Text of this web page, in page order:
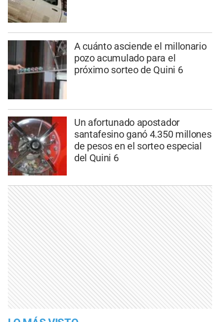
A cuánto asciende el millonario
pozo acumulado para el
próximo sorteo de Quini 6
Un afortunado apostador
santafesino ganó 4.350 millones
de pesos en el sorteo especial
del Quini 6